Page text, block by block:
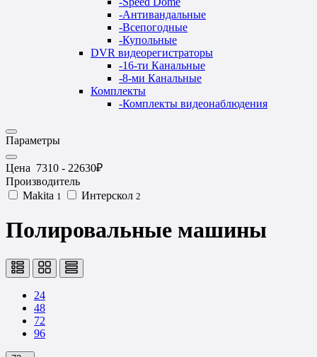
-Антивандальные
-Всепогодные
-Купольные
DVR видеорегистраторы
-16-ти Канальные
-8-ми Канальные
Комплекты
-Комплекты видеонаблюдения
Параметры
Цена 7310 - 22630₽
Производитель
Makita 1 Интерскол 2
Полировальные машины
24
48
72
96